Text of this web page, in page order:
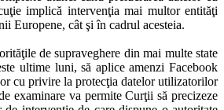
implică intervenţia mai multor entităţi
Europene, cât şi în cadrul acesteia.
de supraveghere din mai multe state
ultime luni, să aplice amenzi Facebook
cu privire la protecţia datelor utilizatorilor
examinare va permite Curţii să precizeze